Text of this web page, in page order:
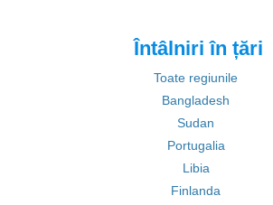
Întâlniri în țări
Toate regiunile
Bangladesh
Sudan
Portugalia
Libia
Finlanda